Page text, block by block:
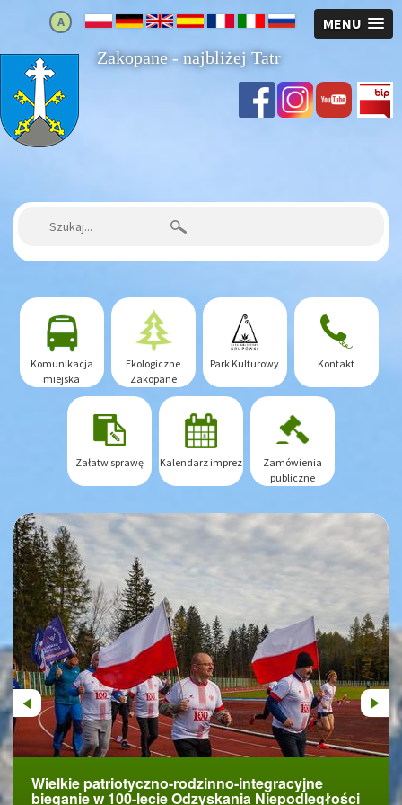
MENU
A
Strona główna Zakopane - najbliżej Tatr
Szukaj:
Komunikacja
miejska
Ekologiczne
Zakopane
Park Kulturowy Kontakt
Załatw sprawę Kalendarz imprez
Zamówienia
publiczne
Wielkie patriotyczno-rodzinno-integracyjne
bieganie w 100-lecie Odzyskania Niepodległości
Uroczyste obchody 100-lecia odzyskania
Niepodległości
Previous Next